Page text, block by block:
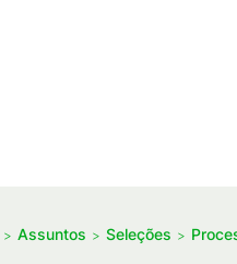
Assuntos Seleções